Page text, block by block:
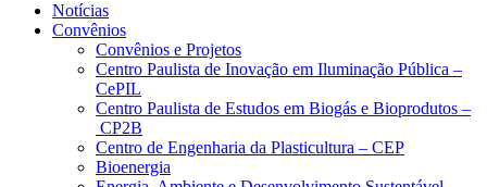
Notícias
Convênios
Convênios e Projetos
Centro Paulista de Inovação em Iluminação Pública –
CePIL
Centro Paulista de Estudos em Biogás e Bioprodutos –
CP2B
Centro de Engenharia da Plasticultura – CEP
Bioenergia